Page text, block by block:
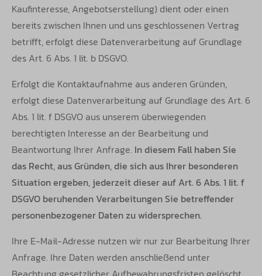
Kaufinteresse, Angebotserstellung) dient oder einen
bereits zwischen Ihnen und uns geschlossenen Vertrag
betrifft, erfolgt diese Datenverarbeitung auf Grundlage
des Art. 6 Abs. 1 lit. b DSGVO.
Erfolgt die Kontaktaufnahme aus anderen Gründen,
erfolgt diese Datenverarbeitung auf Grundlage des Art. 6
Abs. 1 lit. f DSGVO aus unserem überwiegenden
berechtigten Interesse an der Bearbeitung und
Beantwortung Ihrer Anfrage. In diesem Fall haben Sie
das Recht, aus Gründen, die sich aus Ihrer besonderen
Situation ergeben, jederzeit dieser auf Art. 6 Abs. 1 lit. f
DSGVO beruhenden Verarbeitungen Sie betreffender
personenbezogener Daten zu widersprechen.
Ihre E-Mail-Adresse nutzen wir nur zur Bearbeitung Ihrer
Anfrage. Ihre Daten werden anschließend unter